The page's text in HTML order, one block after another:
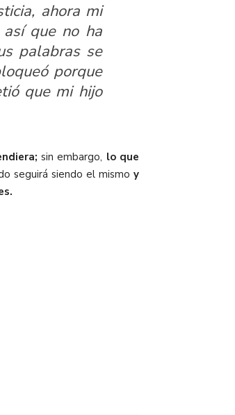
ahora mi
que no ha
palabras se
porque
que mi hijo
sin embargo, lo que
seguirá siendo el mismo y